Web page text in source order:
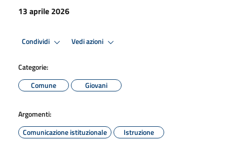
13 aprile 2026
Condividi Vedi azioni
Categorie:
Comune
Giovani
Argomenti:
Comunicazione istituzionale
Istruzione